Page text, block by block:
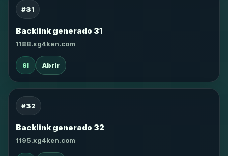
#31
Backlink generado 31
1188.xg4ken.com
SI Abrir
#32
Backlink generado 32
1195.xg4ken.com